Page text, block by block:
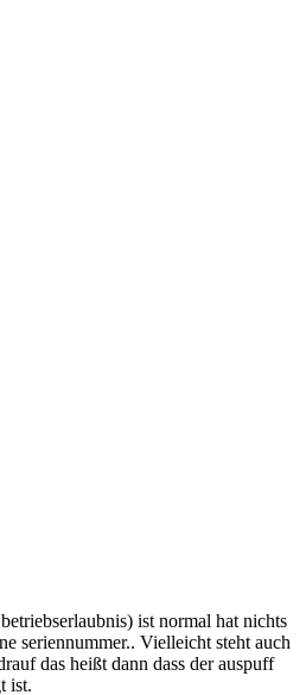
ist normal hat nichts
seriennummer.. Vielleicht steht auch
das heißt dann dass der auspuff
ist.